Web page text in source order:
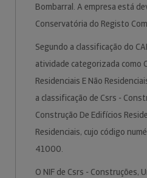
Bombarral. A empresa está
Conservatória do Registo
Segundo a classificação do
atividade categorizada como
Residenciais E Não
a classificação de Csrs -
Construção De Edifícios
Residenciais, cujo código
41000.
O NIF de Csrs - Construções,